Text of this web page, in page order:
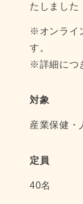
たしました
※オンライ
す。
※詳細につ
対象
産業保健・
定員
40名